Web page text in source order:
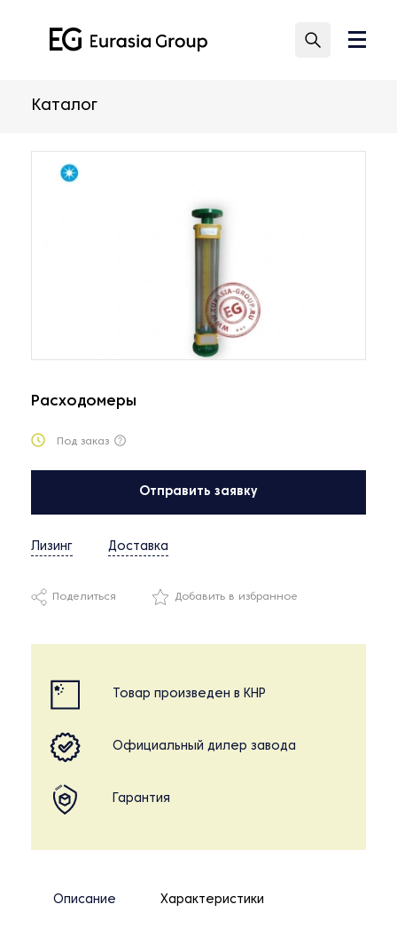
Каталог
Расходомеры
Под заказ
Отправить заявку
Лизинг Доставка
Поделиться Добавить в избранное
Товар произведен в КНР
Официальный дилер завода
Гарантия
Описание Характеристики